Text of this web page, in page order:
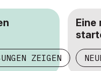
ZEIGEN
Eine